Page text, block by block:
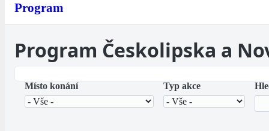
Program
Program Českolipska a
Místo konání Typ akce